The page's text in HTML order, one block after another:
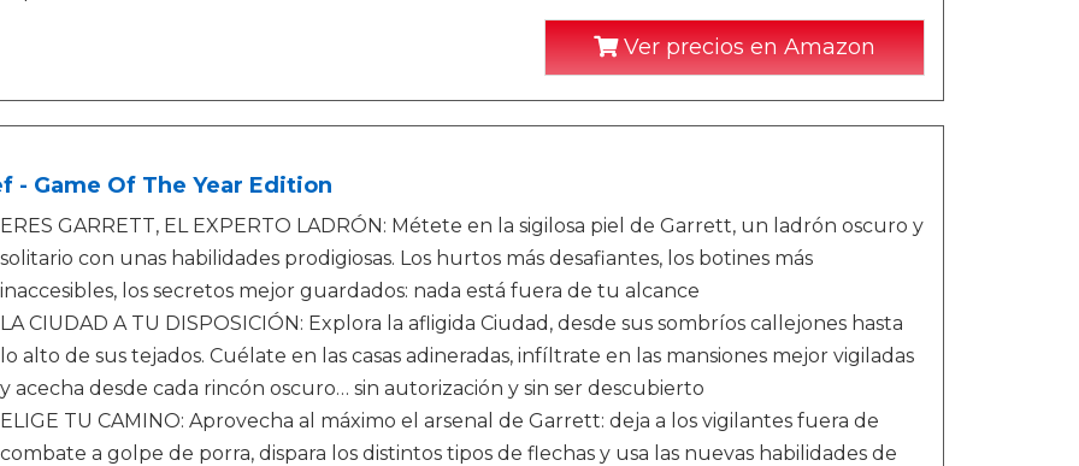
Ver precios en Amazon
- Game Of The Year Edition
ERES GARRETT, EL EXPERTO LADRÓN: Métete en la sigilosa piel de Garrett, un ladrón oscuro y
solitario con unas habilidades prodigiosas. Los hurtos más desafiantes, los botines más
inaccesibles, los secretos mejor guardados: nada está fuera de tu alcance
LA CIUDAD A TU DISPOSICIÓN: Explora la afligida Ciudad, desde sus sombríos callejones hasta
lo alto de sus tejados. Cuélate en las casas adineradas, infíltrate en las mansiones mejor vigiladas
y acecha desde cada rincón oscuro… sin autorización y sin ser descubierto
ELIGE TU CAMINO: Aprovecha al máximo el arsenal de Garrett: deja a los vigilantes fuera de
combate a golpe de porra, dispara los distintos tipos de flechas y usa las nuevas habilidades de